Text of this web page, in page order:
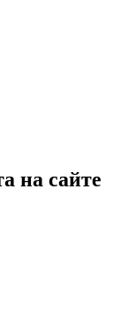
на сайте